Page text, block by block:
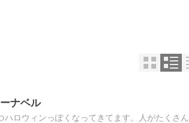
ナベル
ロウィンっぽくなってきてます。人がたくさん